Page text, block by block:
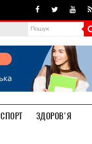
СПОРТ
ЗДОРОВ'Я